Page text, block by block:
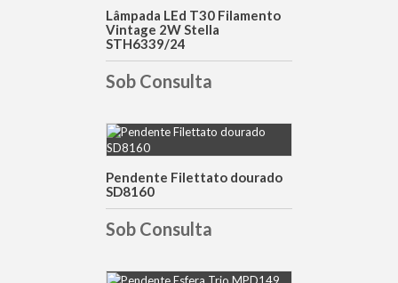
DETALHES
Lâmpada LEd T30 Filamento
Vintage 2W Stella
STH6339/24
Sob Consulta
DETALHES
Pendente Filettato dourado
SD8160
Sob Consulta